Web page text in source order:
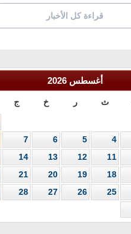
قراءة كل الأخبار
أغسطس 2026
ث ر خ ج
4
5
6
7
11
12
13
14
18
19
20
21
25
26
27
28